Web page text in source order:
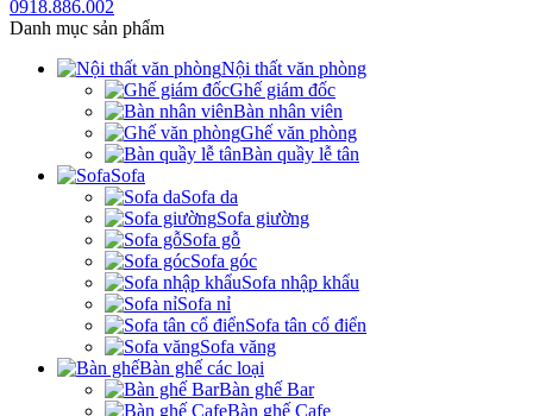
0918.886.002
Danh mục sản phẩm
Nội thất văn phòng
Ghế giám đốc
Bàn nhân viên
Ghế văn phòng
Bàn quầy lễ tân
Sofa
Sofa da
Sofa giường
Sofa gỗ
Sofa góc
Sofa nhập khẩu
Sofa nỉ
Sofa tân cổ điển
Sofa văng
Bàn ghế các loại
Bàn ghế Bar
Bàn ghế Cafe